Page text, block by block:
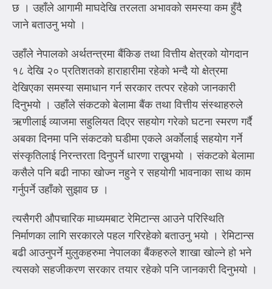
छ । उहाँले आगामी माघदेखि तरलता अभावको समस्या कम हुँदै
जाने बताउनु भयो ।
उहाँले नेपालको अर्थतन्त्रमा बैंकिङ तथा वित्तीय क्षेत्रको योगदान
१८ देखि २० प्रतिशतको हाराहारीमा रहेको भन्दै यो क्षेत्रमा
देखिएका समस्या समाधान गर्न सरकार तत्पर रहेको जानकारी
दिनुभयो । उहाँले संकटको बेलामा बैंक तथा वित्तीय संस्थाहरुले
ऋणीलाई व्याजमा सहुलियत दिएर सहयोग गरेको घटना स्मरण गर्दै
अबका दिनमा पनि संकटको घडीमा एकले अर्काेलाई सहयोग गर्ने
संस्कृतिलाई निरन्तरता दिनुपर्ने धारणा राख्नुभयो । संकटको बेलामा
कसैले पनि बढी नाफा खोज्न नहुने र सहयोगी भावनाका साथ काम
गर्नुपर्ने उहाँको सुझाव छ ।
त्यसैगरी औपचारिक माध्यमबाट रेमिटान्स आउने परिस्थिति
निर्माणका लागि सरकारले पहल गरिरहेको बताउनु भयो । रेमिटान्स
बढी आउनुपर्ने मुलुकहरुमा नेपालका बैंकहरुले शाखा खोल्ने हो भने
त्यसको सहजीकरण सरकार तयार रहेको पनि जानकारी दिनुभयो ।